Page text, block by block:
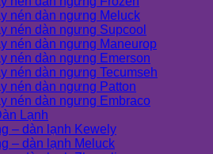
nén dàn ngưng Meluck
nén dàn ngưng Supcool
nén dàn ngưng Maneurop
nén dàn ngưng Emerson
nén dàn ngưng Tecumseh
nén dàn ngưng Patton
nén dàn ngưng Embraco
Lạnh
– dàn lạnh Kewely
– dàn lạnh Meluck